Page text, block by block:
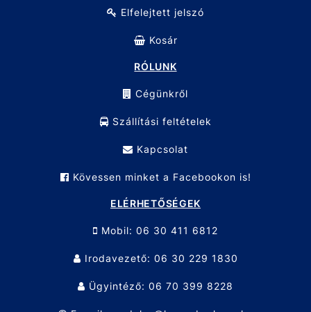
Elfelejtett jelszó
Kosár
RÓLUNK
Cégünkről
Szállítási feltételek
Kapcsolat
Kövessen minket a Facebookon is!
ELÉRHETŐSÉGEK
Mobil: 06 30 411 6812
Irodavezető: 06 30 229 1830
Ügyintéző: 06 70 399 8228